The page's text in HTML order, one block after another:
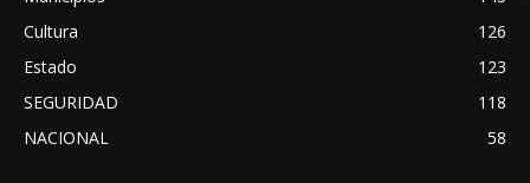
Cultura
126
Estado
123
SEGURIDAD
118
NACIONAL
58